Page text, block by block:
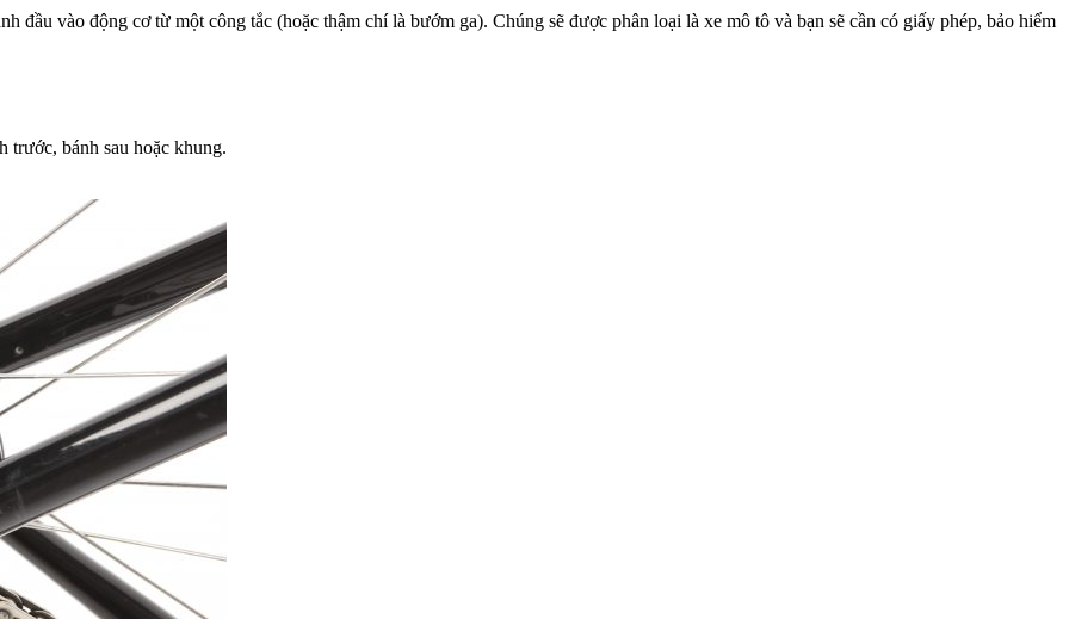
đầu vào động cơ từ một công tắc (hoặc thậm chí là bướm ga). Chúng sẽ được phân loại là xe mô tô và bạn sẽ cần có giấy phép, bảo hiểm
trước, bánh sau hoặc khung.